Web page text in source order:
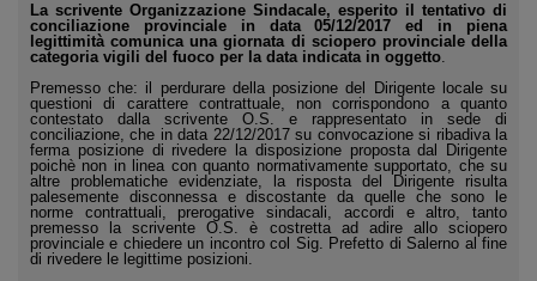
La scrivente Organizzazione Sindacale, esperito il tentativo di
conciliazione provinciale in data 05/12/2017 ed in piena
legittimità comunica una giornata di sciopero provinciale della
categoria vigili del fuoco per la data indicata in oggetto.
Premesso che: il perdurare della posizione del Dirigente locale su
questioni di carattere contrattuale, non corrispondono a quanto
contestato dalla scrivente O.S. e rappresentato in sede di
conciliazione, che in data 22/12/2017 su convocazione si ribadiva la
ferma posizione di rivedere la disposizione proposta dal Dirigente
poichè non in linea con quanto normativamente supportato, che su
altre problematiche evidenziate, la risposta del Dirigente risulta
palesemente disconnessa e discostante da quelle che sono le
norme contrattuali, prerogative sindacali, accordi e altro, tanto
premesso la scrivente O.S. è costretta ad adire allo sciopero
provinciale e chiedere un incontro col Sig. Prefetto di Salerno al fine
di rivedere le legittime posizioni.